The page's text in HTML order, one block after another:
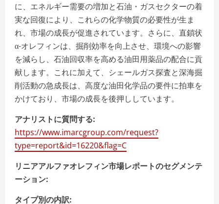
に、エネルギー需要の増加と石油・ガスセクターの着
実な回復により、これらの化学物質の必要性が生ま
れ、市場の成長が促進されています。さらに、直鎖状
α-オレフィンは、掘削効率を向上させ、環境への影響
を減らし、石油回収率を高める油田用薬品の配合に貢
献します。これに加えて、シェールガス探査と深海掘
削活動の急成長は、高度な油田化学品の要件に拍車を
かけており、市場の成長を後押ししています。
アナリストに質問する:
https://www.imarcgroup.com/request?
type=report&id=16220&flag=C
リニアアルファオレフィン市場レポートのセグメンテ
ーション:
タイプ別の内訳: